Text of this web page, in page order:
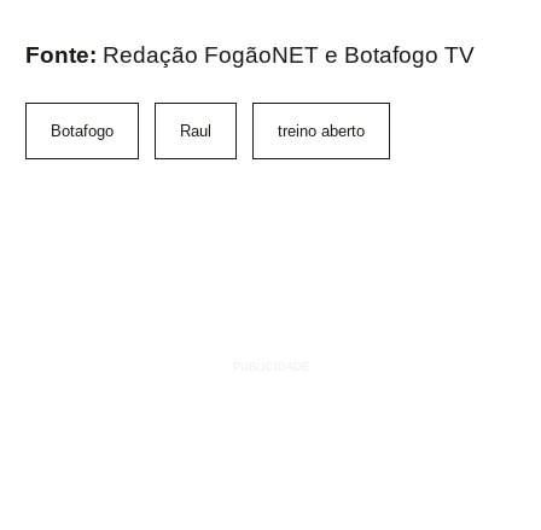
Fonte: Redação FogãoNET e Botafogo TV
Botafogo Raul treino aberto